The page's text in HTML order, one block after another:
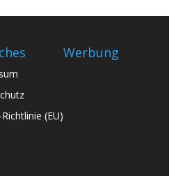
(EU)
Werbung